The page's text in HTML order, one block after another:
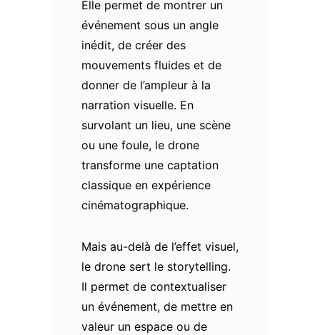
Elle permet de montrer un
événement sous un angle
inédit, de créer des
mouvements fluides et de
donner de l’ampleur à la
narration visuelle. En
survolant un lieu, une scène
ou une foule, le drone
transforme une captation
classique en expérience
cinématographique.
Mais au-delà de l’effet visuel,
le drone sert le storytelling.
Il permet de contextualiser
un événement, de mettre en
valeur un espace ou de